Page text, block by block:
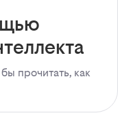
прочитать, как